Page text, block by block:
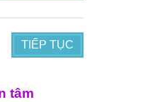
TIẾP TỤC
tâm